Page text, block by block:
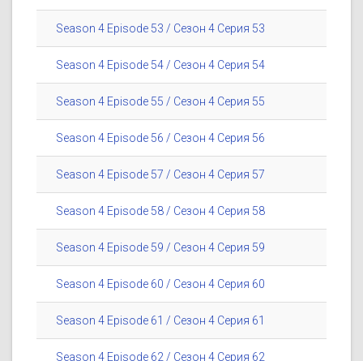
Season 4 Episode 53 / Сезон 4 Серия 53
Season 4 Episode 54 / Сезон 4 Серия 54
Season 4 Episode 55 / Сезон 4 Серия 55
Season 4 Episode 56 / Сезон 4 Серия 56
Season 4 Episode 57 / Сезон 4 Серия 57
Season 4 Episode 58 / Сезон 4 Серия 58
Season 4 Episode 59 / Сезон 4 Серия 59
Season 4 Episode 60 / Сезон 4 Серия 60
Season 4 Episode 61 / Сезон 4 Серия 61
Season 4 Episode 62 / Сезон 4 Серия 62